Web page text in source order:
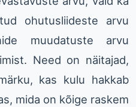
ohutusliideste arvu
muudatuste arvu
Need on näitajad,
kas kulu hakkab
mida on kõige raskem